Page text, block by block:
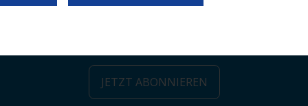
JETZT ABONNIEREN